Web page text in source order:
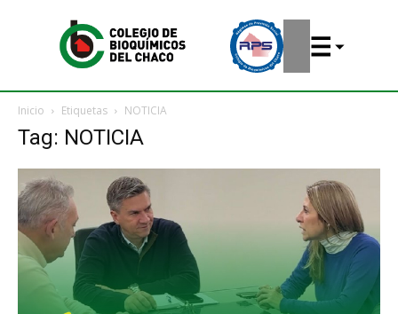
Inicio Etiquetas NOTICIA
Tag: NOTICIA